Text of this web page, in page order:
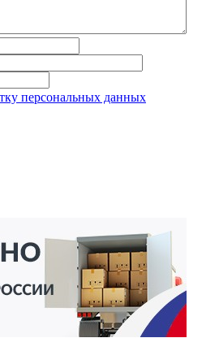
персональных данных